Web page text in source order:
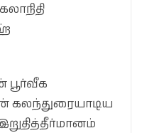
பூர்வீக
கலந்துரையாடிய